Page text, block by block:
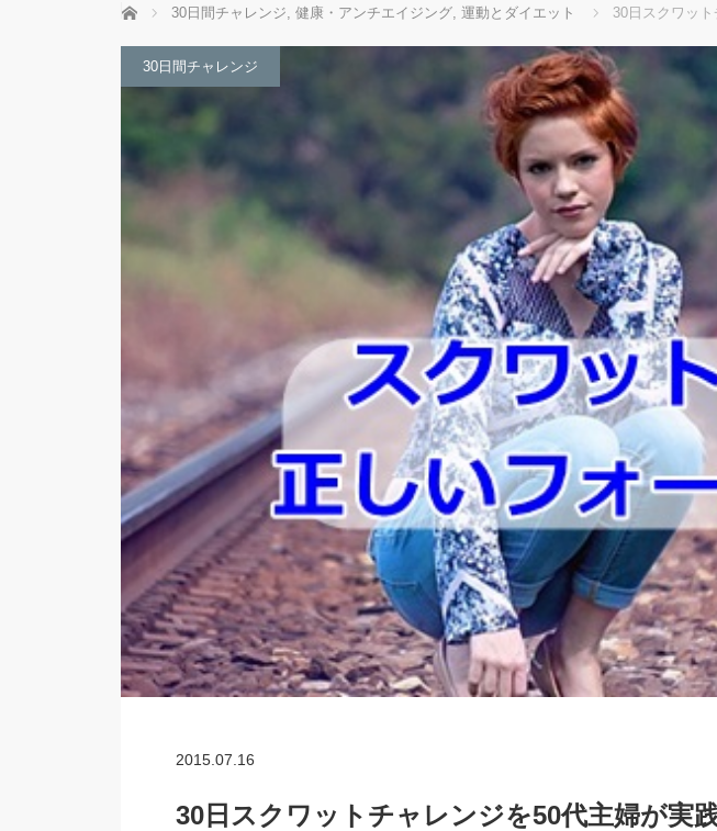
ホーム 30日間チャレンジ, 健康・アンチエイジング, 運動とダイエット 30日スクワッ
30日間チャレンジ
2015.07.16
30日スクワットチャレンジを50代主婦が実